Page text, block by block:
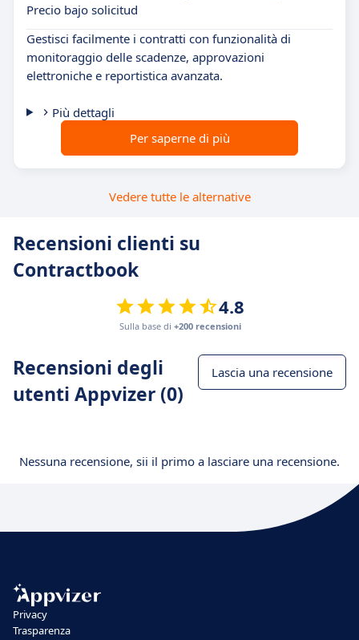
Precio bajo solicitud
Gestisci facilmente i contratti con funzionalità di
monitoraggio delle scadenze, approvazioni
elettroniche e reportistica avanzata.
Più dettagli
Per saperne di più
Vedere tutte le alternative
Recensioni clienti su
Contractbook
4.8
Sulla base di +200 recensioni
Recensioni degli
utenti Appvizer (0)
Lascia una recensione
Nessuna recensione, sii il primo a lasciare una recensione.
Privacy
Trasparenza